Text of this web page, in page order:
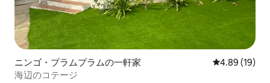
ニンゴ・プラムプラムの一軒家 レビュー19
4.89 (19)
海辺のコテージ